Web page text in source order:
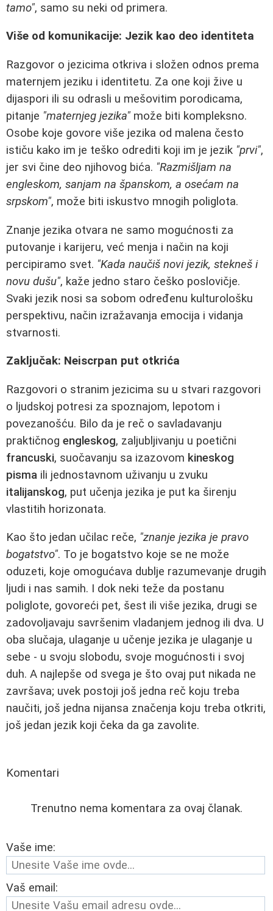
tamo", samo su neki od primera.
Više od komunikacije: Jezik kao deo identiteta
Razgovor o jezicima otkriva i složen odnos prema
maternjem jeziku i identitetu. Za one koji žive u
dijaspori ili su odrasli u mešovitim porodicama,
pitanje "maternjeg jezika" može biti kompleksno.
Osobe koje govore više jezika od malena često
ističu kako im je teško odrediti koji im je jezik "prvi",
jer svi čine deo njihovog bića. "Razmišljam na
engleskom, sanjam na španskom, a osećam na
srpskom", može biti iskustvo mnogih poliglota.
Znanje jezika otvara ne samo mogućnosti za
putovanje i karijeru, već menja i način na koji
percipiramo svet. "Kada naučiš novi jezik, stekneš i
novu dušu", kaže jedno staro češko poslovičje.
Svaki jezik nosi sa sobom određenu kulturološku
perspektivu, način izražavanja emocija i vidanja
stvarnosti.
Zaključak: Neiscrpan put otkrića
Razgovori o stranim jezicima su u stvari razgovori
o ljudskoj potresi za spoznajom, lepotom i
povezanošću. Bilo da je reč o savladavanju
praktičnog engleskog, zaljubljivanju u poetični
francuski, suočavanju sa izazovom kineskog
pisma ili jednostavnom uživanju u zvuku
italijanskog, put učenja jezika je put ka širenju
vlastitih horizonata.
Kao što jedan učilac reče, "znanje jezika je pravo
bogatstvo". To je bogatstvo koje se ne može
oduzeti, koje omogućava dublje razumevanje drugih
ljudi i nas samih. I dok neki teže da postanu
poliglote, govoreći pet, šest ili više jezika, drugi se
zadovoljavaju savršenim vladanjem jednog ili dva. U
oba slučaja, ulaganje u učenje jezika je ulaganje u
sebe - u svoju slobodu, svoje mogućnosti i svoj
duh. A najlepše od svega je što ovaj put nikada ne
završava; uvek postoji još jedna reč koju treba
naučiti, još jedna nijansa značenja koju treba otkriti,
još jedan jezik koji čeka da ga zavolite.
Komentari
Trenutno nema komentara za ovaj članak.
Vaše ime:
Vaš email: